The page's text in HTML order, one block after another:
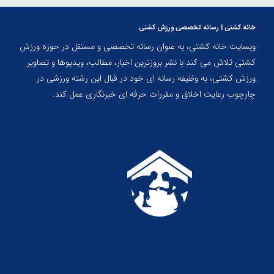
خانه کشتی | رسانه تخصصی ورزش کشتی
وبسایت خانه کشتی، به عنوان رسانه تخصصی و مستقل در حوزه ورزش
کشتی تلاش می کند با نشر بروزترین اخبار، مطالب، ویدیوها و تصاویر
ورزش کشتی، به وظیفه رسانه ای خود در قبال این رشته ورزشی در
چارچوب رعایت اخلاق و مقررات حرفه ای خبرنگاری عمل کند.